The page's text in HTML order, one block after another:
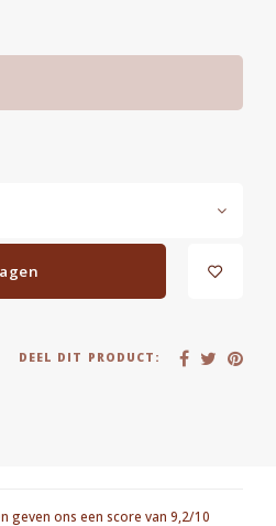
DEEL DIT PRODUCT:
geven ons een score van 9,2/10